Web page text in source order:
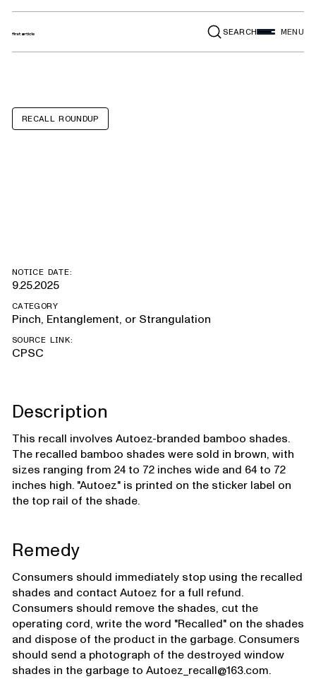
SEARCH MENU
RECALL ROUNDUP
NOTICE DATE:
9.25.2025
CATEGORY
Pinch, Entanglement, or Strangulation
SOURCE LINK:
CPSC
Description
This recall involves Autoez-branded bamboo shades.
The recalled bamboo shades were sold in brown, with
sizes ranging from 24 to 72 inches wide and 64 to 72
inches high. "Autoez" is printed on the sticker label on
the top rail of the shade.
Remedy
Consumers should immediately stop using the recalled
shades and contact Autoez for a full refund.
Consumers should remove the shades, cut the
operating cord, write the word "Recalled" on the shades
and dispose of the product in the garbage. Consumers
should send a photograph of the destroyed window
shades in the garbage to Autoez_recall@163.com.